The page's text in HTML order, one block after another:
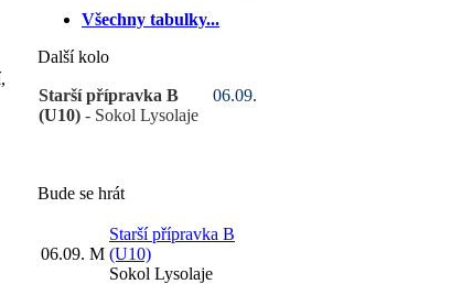
Všechny tabulky...
Další kolo
Starší přípravka B
(U10) - Sokol Lysolaje
06.09.
Bude se hrát
06.09. M
Starší přípravka B
(U10)
Sokol Lysolaje